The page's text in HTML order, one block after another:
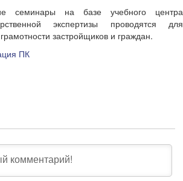
семинары на базе учебного центра
экспертизы проводятся для
застройщиков и граждан.
ПК